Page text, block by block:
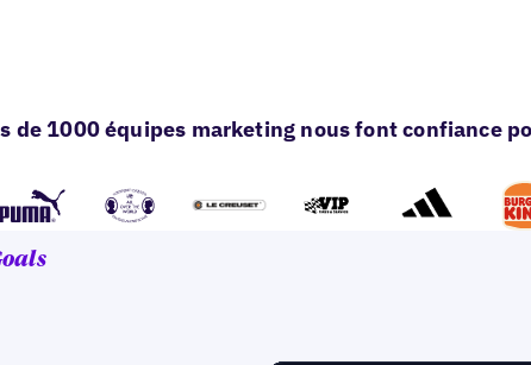
de 1000 équipes marketing nous font confiance